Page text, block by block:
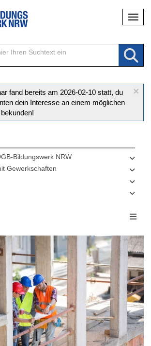
×
fand bereits am 2026-02-10 statt, du
dein Interesse an einem möglichen
Bildungswerk NRW
Gewerkschaften